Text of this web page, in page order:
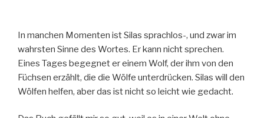
In manchen Momenten ist Silas sprachlos-, und zwar im
wahrsten Sinne des Wortes. Er kann nicht sprechen.
Eines Tages begegnet er einem Wolf, der ihm von den
Füchsen erzählt, die die Wölfe unterdrücken. Silas will den
Wölfen helfen, aber das ist nicht so leicht wie gedacht.